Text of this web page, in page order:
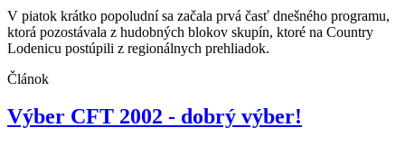
V piatok krátko popoludní sa začala prvá časť dnešného programu,
ktorá pozostávala z hudobných blokov skupín, ktoré na Country
Lodenicu postúpili z regionálnych prehliadok.
Článok
Výber CFT 2002 - dobrý výber!